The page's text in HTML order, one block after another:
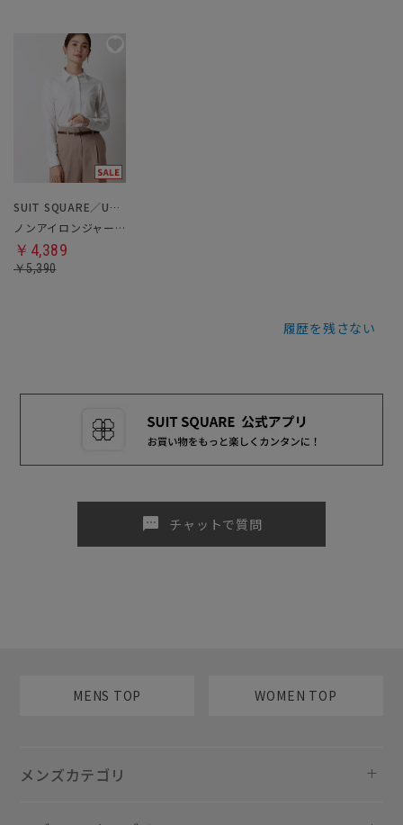
SUIT SQUARE／UNIVERSAL LANGUAGE／WHITE
ノンアイロンジャージーシャツ・ブラウス
￥4,389
￥5,390
履歴を残さない
sms チャットで質問
MENS TOP WOMEN TOP
メンズカテゴリ